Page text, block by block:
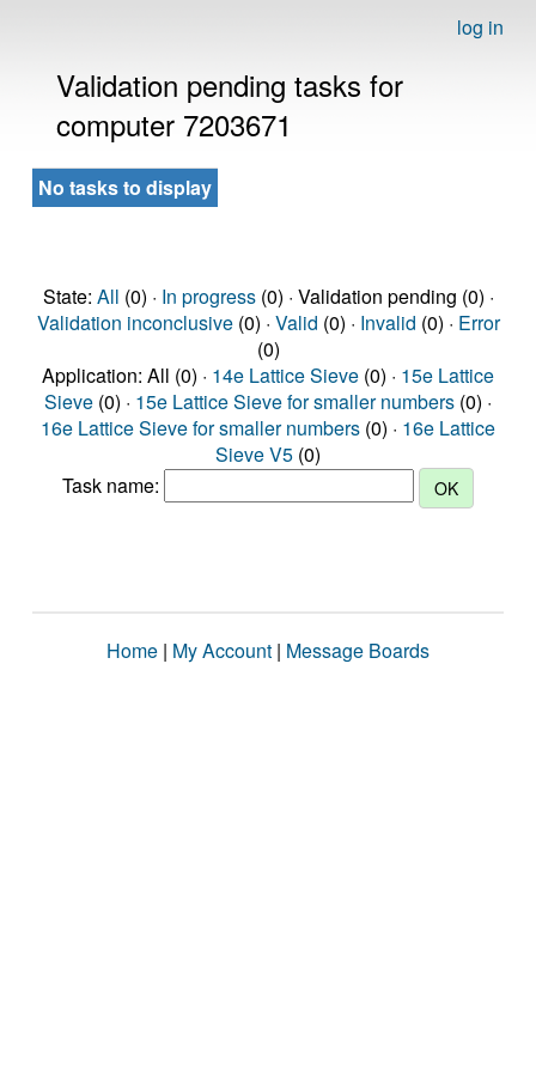
log in
Validation pending tasks for
computer 7203671
No tasks to display
State: All (0) · In progress(0) · Validation pending (0) ·
Validation inconclusive(0) · Valid (0) · Invalid (0) · Error
(0)
Application: All (0) · 14e Lattice Sieve (0) · 15e Lattice
Sieve (0) · 15e Lattice Sieve for smaller numbers (0) ·
16e Lattice Sieve for smaller numbers (0) · 16e Lattice
Sieve V5 (0)
Task name:
Home | My Account | Message Boards